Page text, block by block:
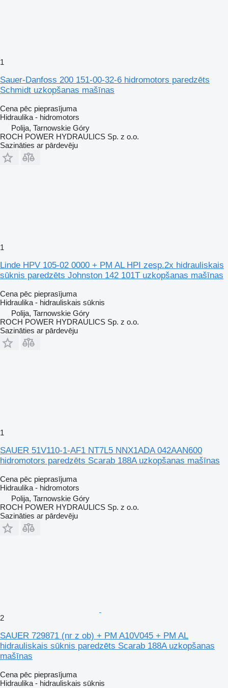
1
Sauer-Danfoss 200 151-00-32-6 hidromotors paredzēts
Schmidt uzkopšanas mašīnas
Cena pēc pieprasījuma
Hidraulika - hidromotors
Polija, Tarnowskie Góry
ROCH POWER HYDRAULICS Sp. z o.o.
Sazināties ar pārdevēju
1
Linde HPV 105-02 0000 + PM AL HPI zesp.2x hidrauliskais
sūknis paredzēts Johnston 142 101T uzkopšanas mašīnas
Cena pēc pieprasījuma
Hidraulika - hidrauliskais sūknis
Polija, Tarnowskie Góry
ROCH POWER HYDRAULICS Sp. z o.o.
Sazināties ar pārdevēju
1
SAUER 51V110-1-AF1 NT7L5 NNX1ADA 042AAN600
hidromotors paredzēts Scarab 188A uzkopšanas mašīnas
Cena pēc pieprasījuma
Hidraulika - hidromotors
Polija, Tarnowskie Góry
ROCH POWER HYDRAULICS Sp. z o.o.
Sazināties ar pārdevēju
2
SAUER 729871 (nr z ob) + PM A10V045 + PM AL
hidrauliskais sūknis paredzēts Scarab 188A uzkopšanas
mašīnas
Cena pēc pieprasījuma
Hidraulika - hidrauliskais sūknis